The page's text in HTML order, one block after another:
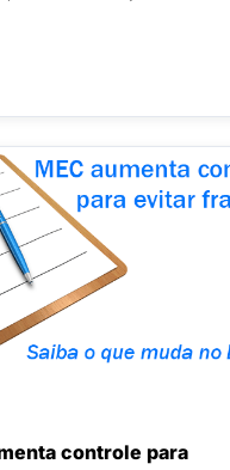
controle para